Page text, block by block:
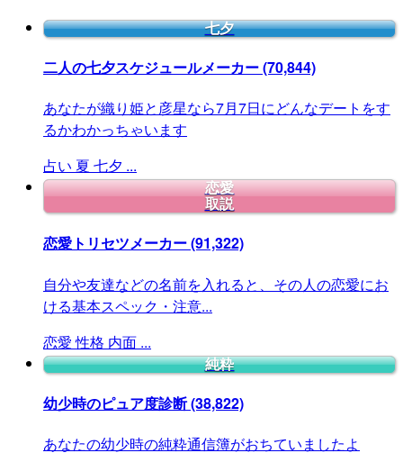
七夕
二人の七夕スケジュールメーカー(70,844)
あなたが織り姫と彦星なら7月7日にどんなデートをす
るかわかっちゃいます
占い 夏 七夕 ...
恋愛
取説
恋愛トリセツメーカー(91,322)
自分や友達などの名前を入れると、その人の恋愛にお
ける基本スペック・注意...
恋愛 性格 内面 ...
純粋
幼少時のピュア度診断(38,822)
あなたの幼少時の純粋通信簿がおちていましたよ